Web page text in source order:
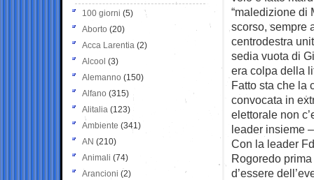
“maledizione di
scorso, sempre
centrodestra
sedia vuota di
era colpa della
Fatto sta che la
convocata in
elettorale non
leader insieme
Con la leader
Rogoredo
d’essere
100 giorni (5)
Aborto (20)
Acca Larentia (2)
Alcool (3)
Alemanno (150)
Alfano (315)
Alitalia (123)
Ambiente (341)
AN (210)
Animali (74)
Arancioni (2)